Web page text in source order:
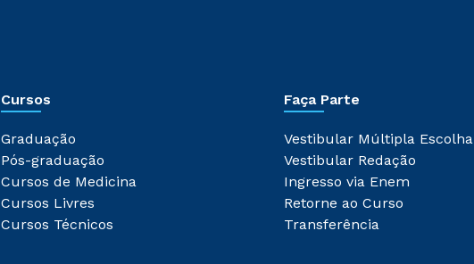
Cursos
Graduação
Pós-graduação
Cursos de Medicina
Cursos Livres
Cursos Técnicos
Faça Parte
Vestibular Múltipla Escolha
Vestibular Redação
Ingresso via Enem
Retorne ao Curso
Transferência